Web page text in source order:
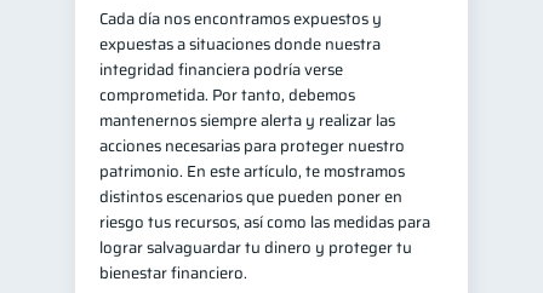
Doble sueldo 1
Gasto responsable
información financiera 1
Cada día nos encontramos expuestos y
expuestas a situaciones donde nuestra
integridad financiera podría verse
comprometida. Por tanto, debemos
mantenernos siempre alerta y realizar las
acciones necesarias para proteger nuestro
patrimonio. En este artículo, te mostramos
distintos escenarios que pueden poner en
riesgo tus recursos, así como las medidas para
lograr salvaguardar tu dinero y proteger tu
bienestar financiero.